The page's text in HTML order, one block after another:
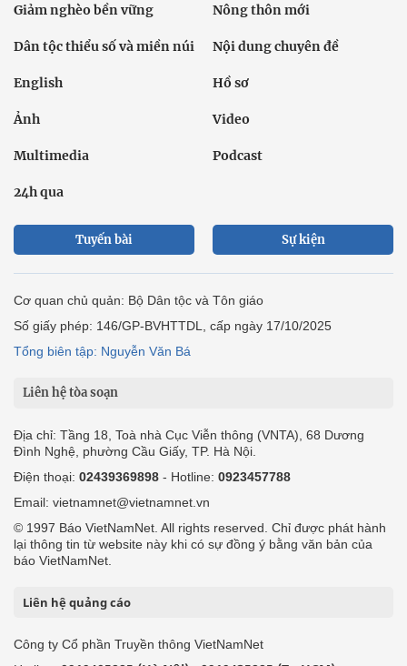
Giảm nghèo bền vững Nông thôn mới
Dân tộc thiểu số và miền núi Nội dung chuyên đề
English Hồ sơ
Ảnh Video
Multimedia Podcast
24h qua
Tuyến bài Sự kiện
Cơ quan chủ quản: Bộ Dân tộc và Tôn giáo
Số giấy phép: 146/GP-BVHTTDL, cấp ngày 17/10/2025
Tổng biên tập: Nguyễn Văn Bá
Liên hệ tòa soạn
Địa chỉ: Tầng 18, Toà nhà Cục Viễn thông (VNTA), 68 Dương
Đình Nghệ, phường Cầu Giấy, TP. Hà Nội.
Điện thoại: 02439369898 - Hotline: 0923457788
Email: vietnamnet@vietnamnet.vn
© 1997 Báo VietNamNet. All rights reserved. Chỉ được phát hành
lại thông tin từ website này khi có sự đồng ý bằng văn bản của
báo VietNamNet.
Liên hệ quảng cáo
Công ty Cổ phần Truyền thông VietNamNet